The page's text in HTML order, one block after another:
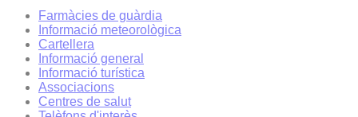
Farmàcies de guàrdia
Informació meteorològica
Cartellera
Informació general
Informació turística
Associacions
Centres de salut